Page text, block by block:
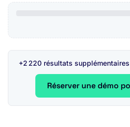
+2 220 résultats
Réserver une démo